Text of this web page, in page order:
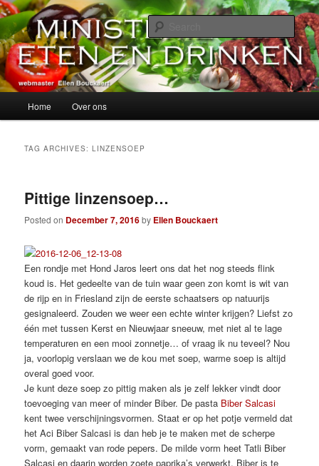
Skip
to
primary
content
Skip
to
secondary
contentMinisterie van Eten en Drinken
alles over eten, drinken en andere genoegens…
Home Over ons
TAG ARCHIVES:LINZENSOEP
Pittige linzensoep…
Posted on December 7, 2016by Ellen Bouckaert
Een rondje met Hond Jaros leert ons dat het nog steeds flink
koud is. Het gedeelte van de tuin waar geen zon komt is wit van
de rijp en in Friesland zijn de eerste schaatsers op natuurijs
gesignaleerd. Zouden we weer een echte winter krijgen? Liefst zo
één met tussen Kerst en Nieuwjaar sneeuw, met niet al te lage
temperaturen en een mooi zonnetje… of vraag ik nu teveel? Nou
ja, voorlopig verslaan we de kou met soep, warme soep is altijd
overal goed voor.
Je kunt deze soep zo pittig maken als je zelf lekker vindt door
toevoeging van meer of minder Biber. De pasta Biber Salcasi
kent twee verschijningsvormen. Staat er op het potje vermeld dat
het Aci Biber Salcasi is dan heb je te maken met de scherpe
vorm, gemaakt van rode pepers. De milde vorm heet Tatli Biber
Salcasi en daarin worden zoete paprika’s verwerkt. Biber is te